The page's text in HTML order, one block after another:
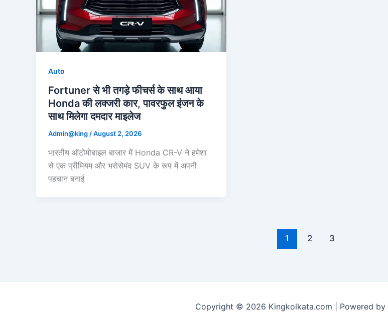
Auto
Fortuner से भी तगड़े फीचर्स के साथ आया
Honda की लक्जरी कार, पावरफुल इंजन के
साथ मिलेगा दमदार माइलेज
Admin@king /August 2, 2026
भारतीय ऑटोमोबाइल बाजार में Honda CR-V ने हमेशा
से एक प्रीमियम और भरोसेमंद SUV के रूप में अपनी
पहचान बनाई
1 2 3
Copyright © 2026 Kingkolkata.com | Powered by